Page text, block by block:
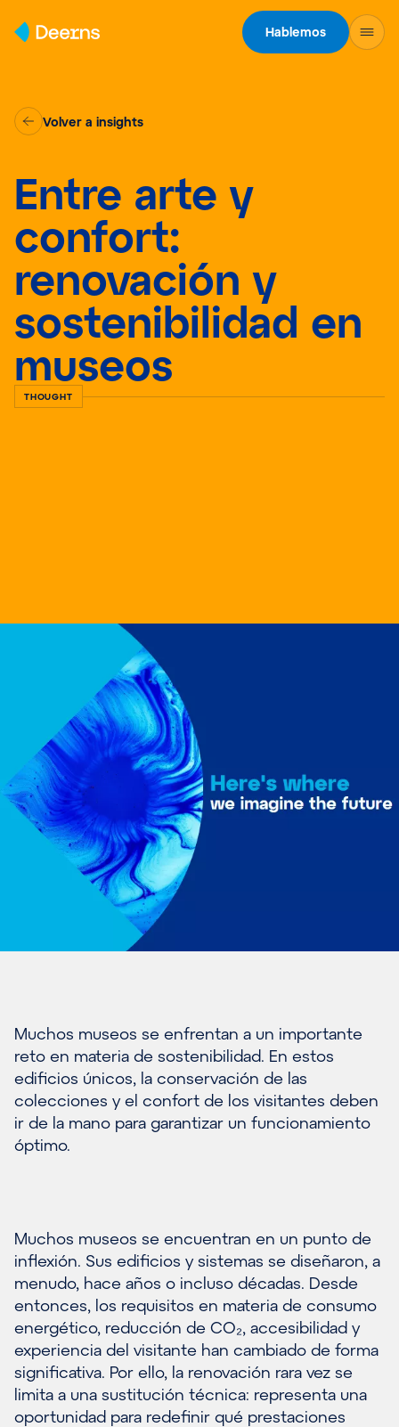
Hablemos
Volver a insights
Entre arte y
confort:
renovación y
sostenibilidad en
museos
THOUGHT
Muchos museos se enfrentan a un importante
reto en materia de sostenibilidad. En estos
edificios únicos, la conservación de las
colecciones y el confort de los visitantes deben
ir de la mano para garantizar un funcionamiento
óptimo.
Muchos museos se encuentran en un punto de
inflexión. Sus edificios y sistemas se diseñaron, a
menudo, hace años o incluso décadas. Desde
entonces, los requisitos en materia de consumo
energético, reducción de CO₂, accesibilidad y
experiencia del visitante han cambiado de forma
significativa. Por ello, la renovación rara vez se
limita a una sustitución técnica: representa una
oportunidad para redefinir qué prestaciones